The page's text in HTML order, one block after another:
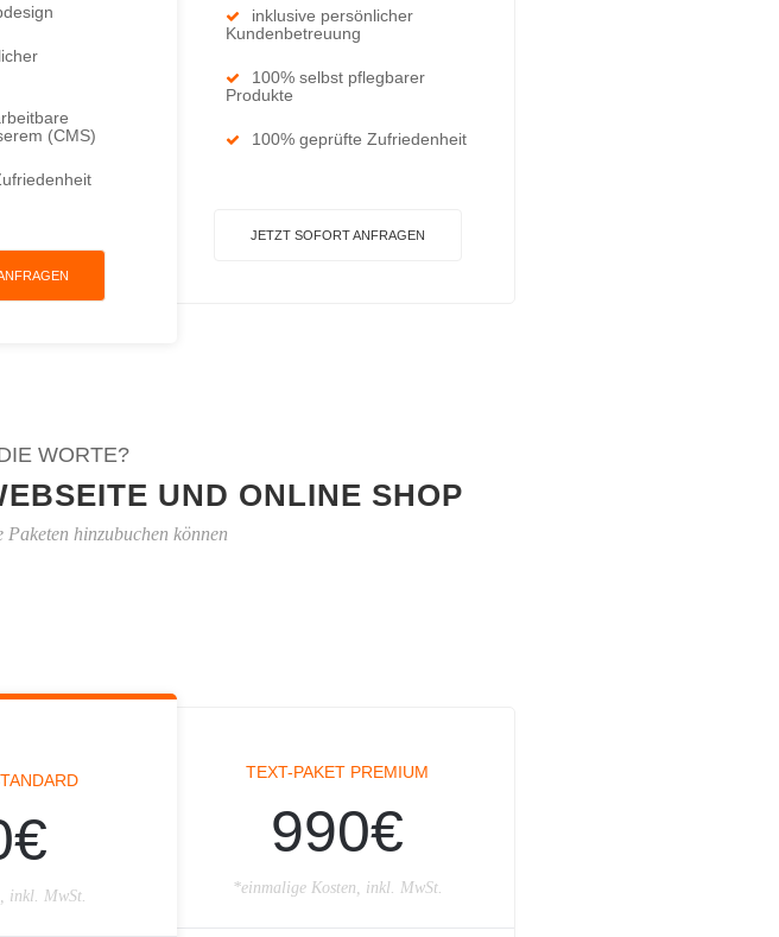
(CMS)
inklusive persönlicher
Kundenbetreuung
100% selbst pflegbarer
Produkte
100% geprüfte Zufriedenheit
JETZT SOFORT ANFRAGEN
WORTE?
UND ONLINE SHOP
Paketen hinzubuchen können
inkl. MwSt.
TEXT-PAKET PREMIUM
990€
*einmalige Kosten, inkl. MwSt.